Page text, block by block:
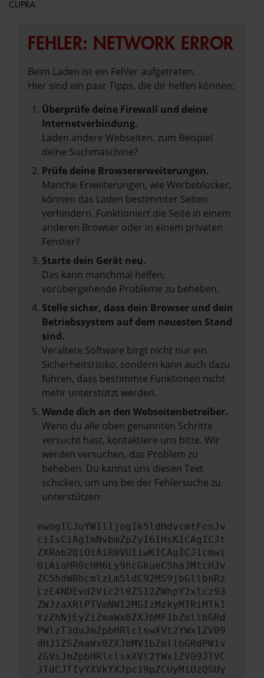
CUPRA
FEHLER: NETWORK ERROR
Beim Laden ist ein Fehler aufgetreten.
Hier sind ein paar Tipps, die dir helfen können:
Überprüfe deine Firewall und deine
Internetverbindung.
Laden andere Webseiten, zum Beispiel
deine Suchmaschine?
Prüfe deine Browsererweiterungen.
Manche Erweiterungen, wie Werbeblocker,
können das Laden bestimmter Seiten
verhindern. Funktioniert die Seite in einem
anderen Browser oder in einem privaten
Fenster?
Starte dein Gerät neu.
Das kann manchmal helfen,
vorübergehende Probleme zu beheben.
Stelle sicher, dass dein Browser und dein
Betriebssystem auf dem neuesten Stand
sind.
Veraltete Software birgt nicht nur ein
Sicherheitsrisiko, sondern kann auch dazu
führen, dass bestimmte Funktionen nicht
mehr unterstützt werden.
Wende dich an den Webseitenbetreiber.
Wenn du alle oben genannten Schritte
versucht hast, kontaktiere uns bitte. Wir
werden versuchen, das Problem zu
beheben. Du kannst uns diesen Text
schicken, um uns bei der Fehlersuche zu
unterstützen:
ewogICJuYW1lIjogIk5ldHdvcmtFcnJv
ciIsCiAgImNvbmZpZyI6IHsKICAgICJt
ZXRob2QiOiAiR0VUIiwKICAgICJ1cmwi
OiAiaHR0cHM6Ly9hcGkueC5ha3MtcHJv
ZC5hdWRhcmlzLm5ldC92MS9jbGllbnRz
LzE4NDEvd2Vic2l0ZS12ZWhpY2xlcz93
ZWJzaXRlPTVmNWI2MGIzMzkyMTRiMTk1
YzZhNjEyZiZmaWx0ZXJbMF1bZmllbGRd
PWlzT3duJmZpbHRlclswXVt2YWx1ZV09
dHJ1ZSZmaWx0ZXJbMV1bZmllbGRdPW1v
ZGVsJmZpbHRlclsxXVt2YWx1ZV09JTVC
JTdCJTIyYXVkYXJpc19pZCUyMiUzQSUy